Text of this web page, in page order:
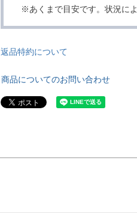
※あくまで目安です。状況に
返品特約について
商品についてのお問い合わせ